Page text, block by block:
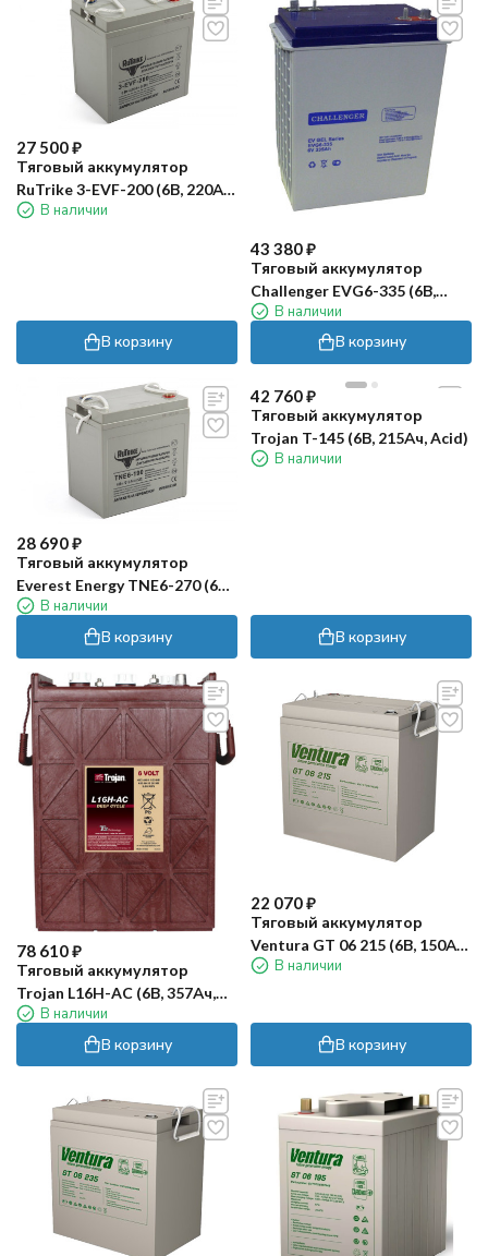
27 500₽
Тяговый аккумулятор
RuTrike 3-EVF-200 (6В, 220Ач,
Gel)В наличии
В корзину
43 380₽
Тяговый аккумулятор
Challenger EVG6-335 (6В,
310Ач, Gel)
В наличии
В корзину
28 690₽
Тяговый аккумулятор
Everest Energy TNE6-270 (6В,
235Ач, Gel)
В наличии
В корзину
42 760₽
Тяговый аккумулятор
Trojan T-145 (6В, 215Ач, Acid)
В наличии
В корзину
78 610₽
Тяговый аккумулятор
Trojan L16H-AC (6В, 357Ач,
Acid)В наличии
В корзину
22 070₽
Тяговый аккумулятор
Ventura GT 06 215 (6В, 150Ач,
AGM)В наличии
В корзину